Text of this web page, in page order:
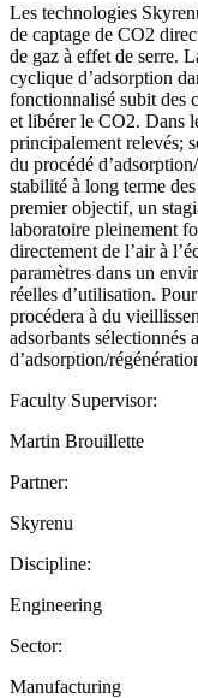
Les technologies
de captage de CO2
de gaz à effet de serre.
cyclique d’adsorption
fonctionnalisé subit des
et libérer le CO2. Dans
principalement relevés;
du procédé
stabilité à long terme
premier objectif, un
laboratoire pleinement
directement de l’air à
paramètres dans un
réelles d’utilisation.
procédera à du
adsorbants sélectionnés
d’adsorption/
Faculty Supervisor:
Martin Brouillette
Partner:
Skyrenu
Discipline:
Engineering
Sector:
Manufacturing